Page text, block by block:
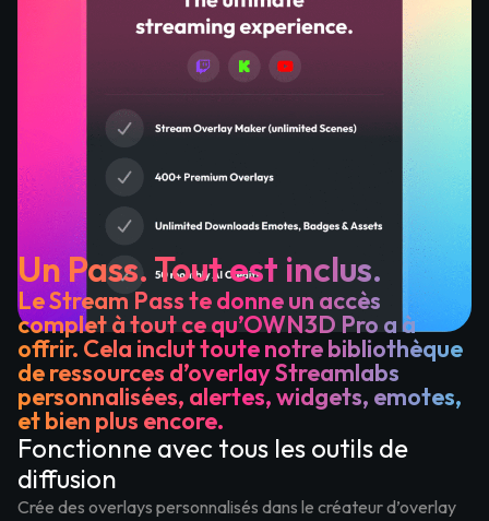
Un Pass. Tout est inclus.
Le Stream Pass te donne un accès
complet à tout ce qu’OWN3D Pro a à
offrir. Cela inclut toute notre bibliothèque
de ressources d’overlay Streamlabs
personnalisées, alertes, widgets, emotes,
et bien plus encore.
Fonctionne avec tous les outils de
diffusion
Crée des overlays personnalisés dans le créateur d’overlay